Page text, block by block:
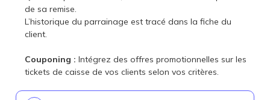
de sa remise.
L’historique du parrainage est tracé dans la fiche du
client.
Couponing :Intégrez des offres promotionnelles sur les
tickets de caisse de vos clients selon vos critères.